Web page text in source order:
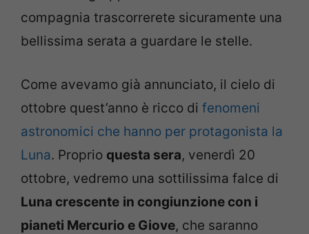
compagnia trascorrerete sicuramente una
bellissima serata a guardare le stelle.
Come avevamo già annunciato, il cielo di
ottobre quest’anno è ricco di fenomeni
astronomici che hanno per protagonista la
Luna. Proprio questa sera, venerdì 20
ottobre, vedremo una sottilissima falce di
Luna crescente in congiunzione con i
pianeti Mercurio e Giove, che saranno